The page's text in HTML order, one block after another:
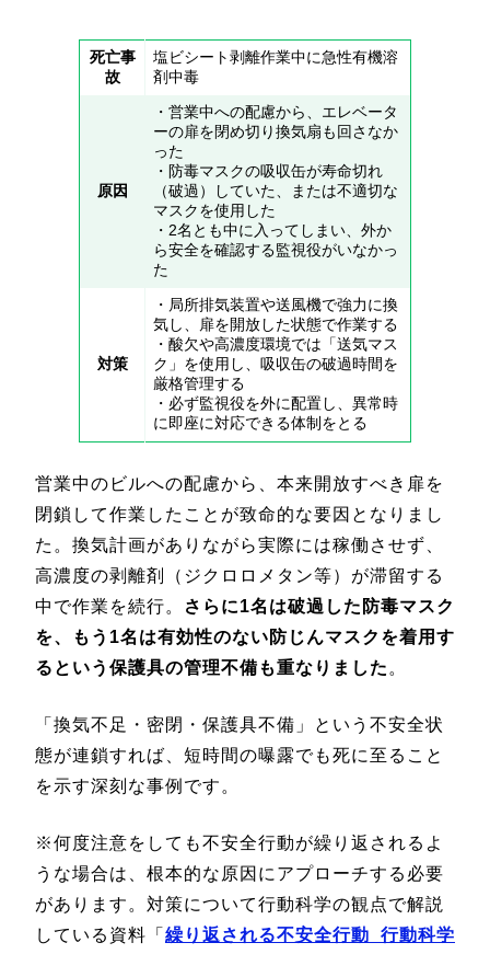
死亡事
故
塩ビシート剥離作業中に急性有機溶
剤中毒
原因
・営業中への配慮から、エレベータ
ーの扉を閉め切り換気扇も回さなか
った
・防毒マスクの吸収缶が寿命切れ
（破過）していた、または不適切な
マスクを使用した
・2名とも中に入ってしまい、外か
ら安全を確認する監視役がいなかっ
た
対策
・局所排気装置や送風機で強力に換
気し、扉を開放した状態で作業する
・酸欠や高濃度環境では「送気マス
ク」を使用し、吸収缶の破過時間を
厳格管理する
・必ず監視役を外に配置し、異常時
に即座に対応できる体制をとる
営業中のビルへの配慮から、本来開放すべき扉を
閉鎖して作業したことが致命的な要因となりまし
た。換気計画がありながら実際には稼働させず、
高濃度の剥離剤（ジクロロメタン等）が滞留する
中で作業を続行。
さらに1名は破過した防毒マスク
を、もう1名は有効性のない防じんマスクを着用す
るという保護具の管理不備も重なりました 。
「換気不足・密閉・保護具不備」という不安全状
態が連鎖すれば、短時間の曝露でも死に至ること
を示す深刻な事例です。
※何度注意をしても不安全行動が繰り返されるよ
うな場合は、根本的な原因にアプローチする必要
があります。対策について行動科学の観点で解説
している資料「 繰り返される不安全行動 行動科学